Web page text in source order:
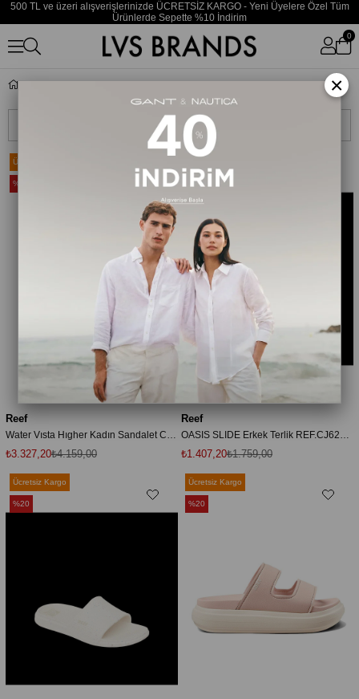
500 TL ve üzeri alışverişlerinizde ÜCRETSİZ KARGO - Yeni Üyelere Özel Tüm
Ürünlerde Sepette %10 İndirim
0
Reef
₺3.327,20₺4.159,00
Ücretsiz Kargo
%20
Reef
₺1.407,20₺1.759,00
%20
Ücretsiz Kargo
%20
Ücretsiz Kargo
%20
×